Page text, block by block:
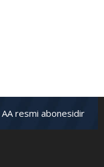
resmi abonesidir